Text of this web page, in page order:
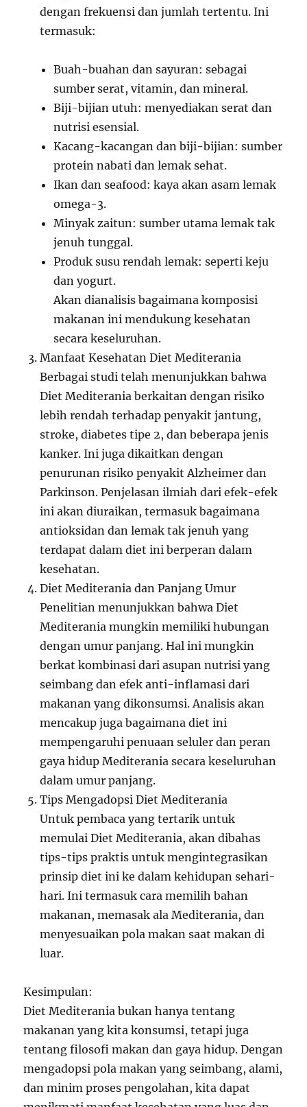
dengan frekuensi dan jumlah tertentu. Ini
termasuk:
Buah-buahan dan sayuran: sebagai
sumber serat, vitamin, dan mineral.
Biji-bijian utuh: menyediakan serat dan
nutrisi esensial.
Kacang-kacangan dan biji-bijian: sumber
protein nabati dan lemak sehat.
Ikan dan seafood: kaya akan asam lemak
omega-3.
Minyak zaitun: sumber utama lemak tak
jenuh tunggal.
Produk susu rendah lemak: seperti keju
dan yogurt.
Akan dianalisis bagaimana komposisi
makanan ini mendukung kesehatan
secara keseluruhan.
Manfaat Kesehatan Diet Mediterania
Berbagai studi telah menunjukkan bahwa
Diet Mediterania berkaitan dengan risiko
lebih rendah terhadap penyakit jantung,
stroke, diabetes tipe 2, dan beberapa jenis
kanker. Ini juga dikaitkan dengan
penurunan risiko penyakit Alzheimer dan
Parkinson. Penjelasan ilmiah dari efek-efek
ini akan diuraikan, termasuk bagaimana
antioksidan dan lemak tak jenuh yang
terdapat dalam diet ini berperan dalam
kesehatan.
Diet Mediterania dan Panjang Umur
Penelitian menunjukkan bahwa Diet
Mediterania mungkin memiliki hubungan
dengan umur panjang. Hal ini mungkin
berkat kombinasi dari asupan nutrisi yang
seimbang dan efek anti-inflamasi dari
makanan yang dikonsumsi. Analisis akan
mencakup juga bagaimana diet ini
mempengaruhi penuaan seluler dan peran
gaya hidup Mediterania secara keseluruhan
dalam umur panjang.
Tips Mengadopsi Diet Mediterania
Untuk pembaca yang tertarik untuk
memulai Diet Mediterania, akan dibahas
tips-tips praktis untuk mengintegrasikan
prinsip diet ini ke dalam kehidupan sehari-
hari. Ini termasuk cara memilih bahan
makanan, memasak ala Mediterania, dan
menyesuaikan pola makan saat makan di
luar.
Kesimpulan:
Diet Mediterania bukan hanya tentang
makanan yang kita konsumsi, tetapi juga
tentang filosofi makan dan gaya hidup. Dengan
mengadopsi pola makan yang seimbang, alami,
dan minim proses pengolahan, kita dapat